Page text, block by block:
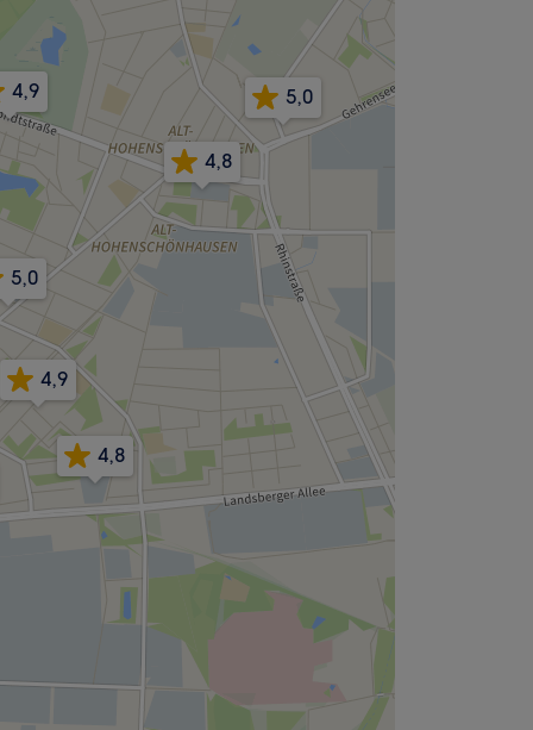
4,8
4,8
5,0
4,9
5,0
4,9